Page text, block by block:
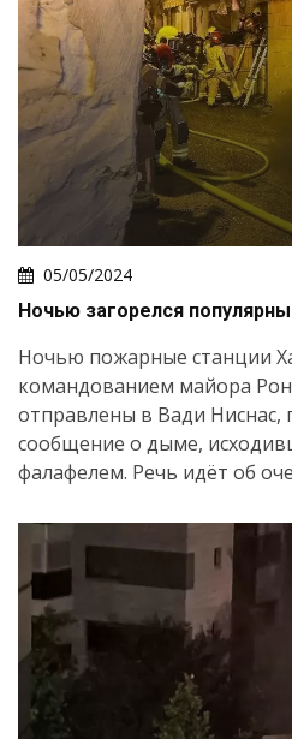
05/05/2024
Ночью загорелся
Ночью пожарные станции
командованием майора
отправлены в Вади Ниснас,
сообщение о дыме,
фалафелем. Речь идёт об